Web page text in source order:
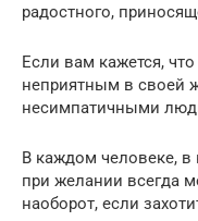
радостного,
Если вам кажется,
неприятным в своей
несимпатичными
В каждом человеке,
при желании всегда
наоборот, если